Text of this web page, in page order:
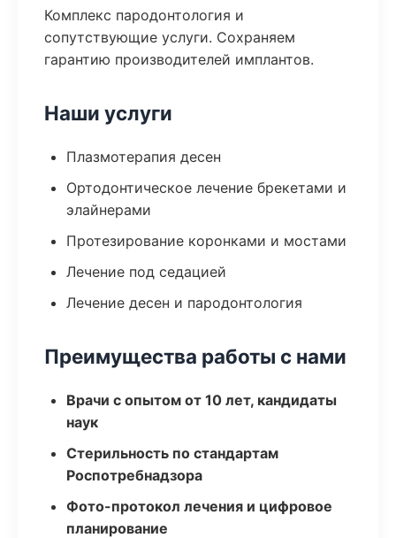
Комплекс пародонтология и
сопутствующие услуги. Сохраняем
гарантию производителей имплантов.
Наши услуги
Плазмотерапия десен
Ортодонтическое лечение брекетами и
элайнерами
Протезирование коронками и мостами
Лечение под седацией
Лечение десен и пародонтология
Преимущества работы с нами
Врачи с опытом от 10 лет, кандидаты
наук
Стерильность по стандартам
Роспотребнадзора
Фото-протокол лечения и цифровое
планирование